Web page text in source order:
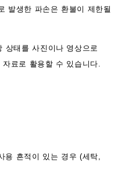
발생한 파손은 환불이 제한될
상태를 사진이나 영상으로
료로 활용할 수 있습니다.
용 흔적이 있는 경우 (세탁,